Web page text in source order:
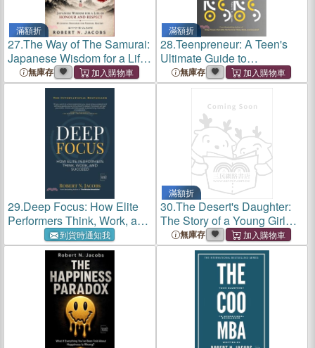
滿額折
27.The Way of The Samurai:
Japanese Wisdom for a Life
of Honour and Respect: 10
Guiding Principles for
Personal Mastery
無庫存
滿額折
28.Teenpreneur: A Teen's
Ultimate Guide to
Launching, Operating, and
Scaling a Successful
無庫存
29.Deep Focus: How Elite
Performers Think, Work, and
Succeed
到貨時通知我
滿額折
30.The Desert's Daughter:
The Story of a Young Girl
Who Defied Destiny and
Found Her True Path
無庫存